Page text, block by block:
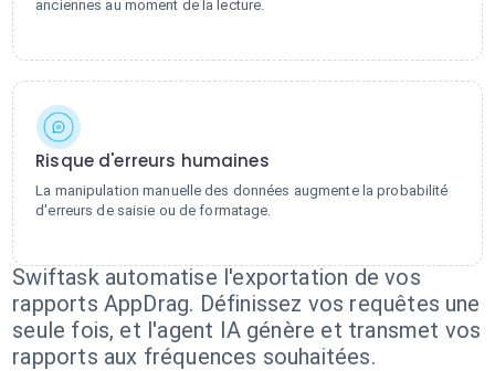
anciennes au moment de la lecture.
Risque d'erreurs humaines
La manipulation manuelle des données augmente la probabilité
d'erreurs de saisie ou de formatage.
Swiftask automatise l'exportation de vos
rapports AppDrag. Définissez vos requêtes une
seule fois, et l'agent IA génère et transmet vos
rapports aux fréquences souhaitées.